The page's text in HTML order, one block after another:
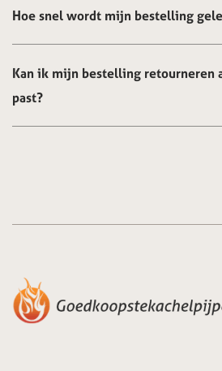
Hoe snel wordt mijn bestelling
Kan ik mijn bestelling retourneren
past?